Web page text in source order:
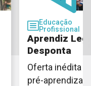
Educação
Profissional
Aprendiz
Desponta
Oferta inédita
pré-